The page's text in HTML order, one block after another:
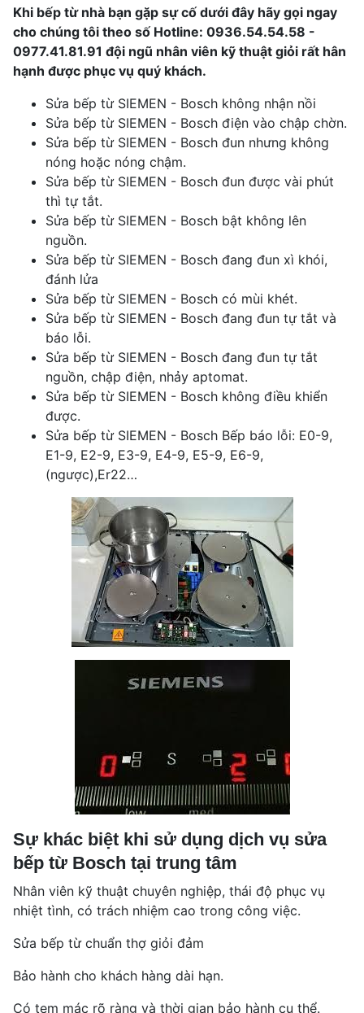
Khi bếp từ nhà bạn gặp sự cố dưới đây hãy gọi ngay
cho chúng tôi theo số Hotline: 0936.54.54.58 -
0977.41.81.91 đội ngũ nhân viên kỹ thuật giỏi rất hân
hạnh được phục vụ quý khách.
Sửa bếp từ SIEMEN - Bosch không nhận nồi
Sửa bếp từ SIEMEN - Bosch điện vào chập chờn.
Sửa bếp từ SIEMEN - Bosch đun nhưng không
nóng hoặc nóng chậm.
Sửa bếp từ SIEMEN - Bosch đun được vài phút
thì tự tắt.
Sửa bếp từ SIEMEN - Bosch bật không lên
nguồn.
Sửa bếp từ SIEMEN - Bosch đang đun xì khói,
đánh lửa
Sửa bếp từ SIEMEN - Bosch có mùi khét.
Sửa bếp từ SIEMEN - Bosch đang đun tự tắt và
báo lỗi.
Sửa bếp từ SIEMEN - Bosch đang đun tự tắt
nguồn, chập điện, nhảy aptomat.
Sửa bếp từ SIEMEN - Bosch không điều khiển
được.
Sửa bếp từ SIEMEN - Bosch Bếp báo lỗi: E0-9,
E1-9, E2-9, E3-9, E4-9, E5-9, E6-9,
(ngược),Er22…
Sự khác biệt khi sử dụng dịch vụ sửa
bếp từ Bosch tại trung tâm
Nhân viên kỹ thuật chuyên nghiệp, thái độ phục vụ
nhiệt tình, có trách nhiệm cao trong công việc.
Sửa bếp từ chuẩn thợ giỏi đảm
Bảo hành cho khách hàng dài hạn.
Có tem mác rõ ràng và thời gian bảo hành cụ thể.